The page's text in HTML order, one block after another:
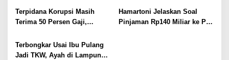
Kepengurusan
Terpidana Korupsi Masih
Terima 50 Persen Gaji,
Tunggu Keputusan BKN
Hamartoni Jelaskan Soal
Pinjaman Rp140 Miliar ke PT
Terbongkar Usai Ibu Pulang
Jadi TKW, Ayah di Lampung